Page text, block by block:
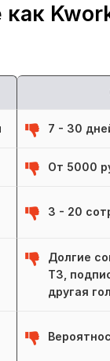
7 - 30
От 5000
3 - 20
Долгие
ТЗ,
другая